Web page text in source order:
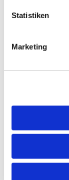
Statistiken
Marketing